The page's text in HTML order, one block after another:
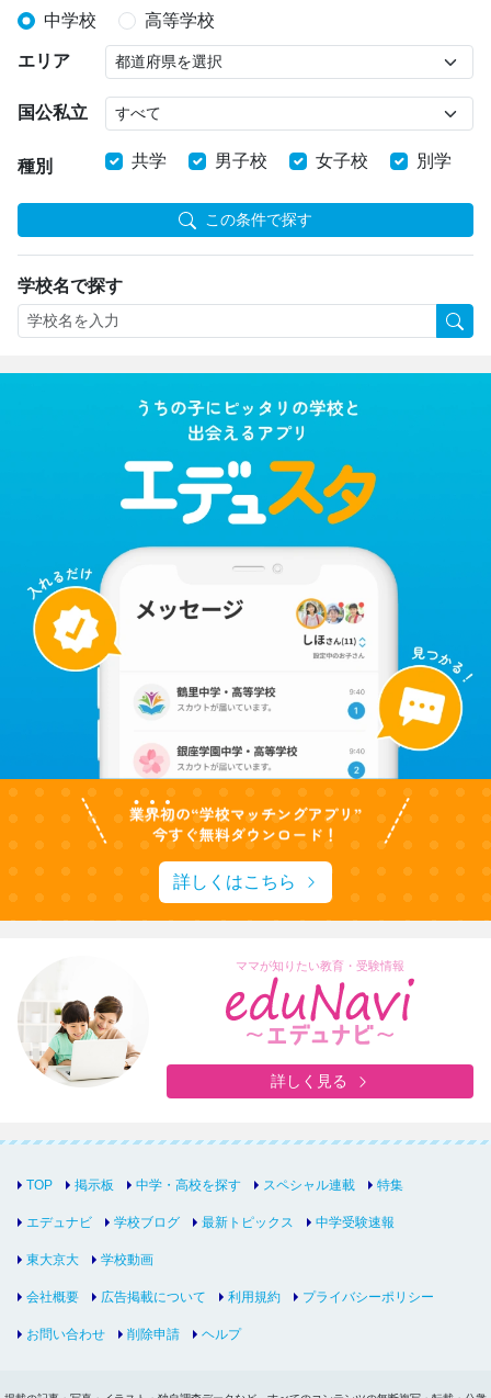
中学校 高等学校
エリア
国公私立
種別 共学 男子校 女子校 別学
この条件で探す
学校名で探す
詳しくはこちら
ママが知りたい教育・受験情報
詳しく見る
TOP 掲示板 中学・高校を探す スペシャル連載 特集
エデュナビ 学校ブログ 最新トピックス 中学受験速報
東大京大 学校動画
会社概要 広告掲載について 利用規約 プライバシーポリシー
お問い合わせ 削除申請 ヘルプ